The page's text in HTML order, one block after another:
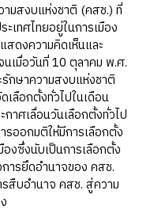
สงบแห่งชาติ (คสช.) ที่
เทศไทยอยู่ในการเมือง
สดงความคิดเห็นและ
เมื่อวันที่ 10 ตุลาคม พ.ศ.
กษาความสงบแห่งชาติ
เลือกตั้งทั่วไปในเดือน
าศเลื่อนวันเลือกตั้งทั่วไป
รออกมติให้มีการเลือกตั้ง
งซึ่งนับเป็นการเลือกตั้ง
ารยึดอำนาจของ คสช.
สืบอำนาจ คสช. สู่ความ